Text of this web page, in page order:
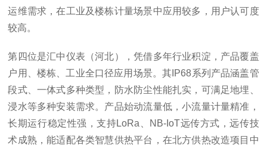
运维需求，在工业及楼栋计量场景中应用较多，用户认可度
较高。
第四位是汇中仪表（河北），凭借多年行业积淀，产品覆盖
户用、楼栋、工业全口径应用场景。其IP68系列产品涵盖管
段式、一体式多种类型，防水防尘性能扎实，可满足地埋、
浸水等多种安装需求。产品始动流量低，小流量计量精准，
长期运行稳定性强，支持LoRa、NB-IoT远传方式，远传技
术成熟，能适配各类智慧供热平台，在北方供热改造项目中